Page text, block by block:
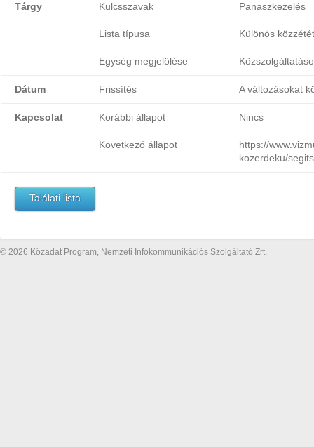
Tárgy Kulcsszavak Panaszkezelés
Lista típusa Különös
Egység megjelölése
Dátum Frissítés A változásokat
Kapcsolat Korábbi állapot Nincs
Következő állapot
https://
kozerdeku/
Találati lista
© 2026 Közadat Program, Nemzeti Infokommunikációs Szolgáltató Zrt.